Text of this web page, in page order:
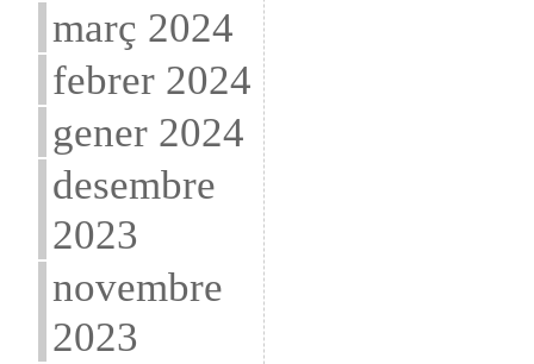
març 2024
febrer 2024
gener 2024
desembre
2023
novembre
2023